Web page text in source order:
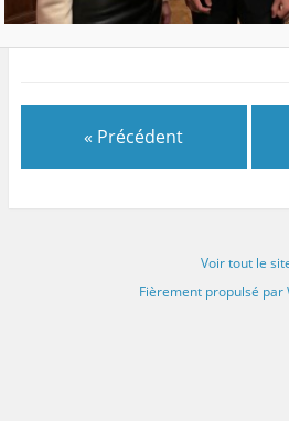
« Précédent
Voir tout le
Fièrement propulsé par